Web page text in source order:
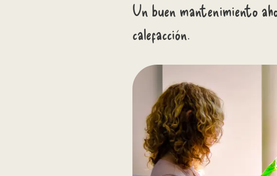
Un buen mantenimiento
calefacción.